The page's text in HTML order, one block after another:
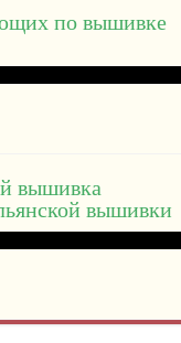
по вышивке
вышивка
вышивки